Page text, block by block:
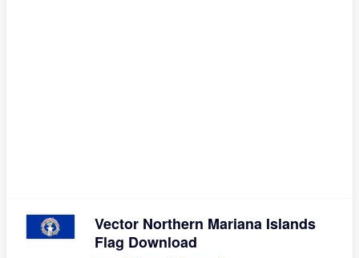
Vector Northern Mariana Islands
Flag Download